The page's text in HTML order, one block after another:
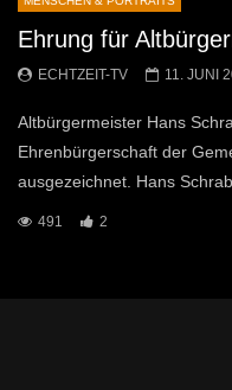
Ehrung für
ECHTZEIT-TV 11. JUNI
Altbürgermeister Hans
Ehrenbürgerschaft der
ausgezeichnet. Hans
491 2